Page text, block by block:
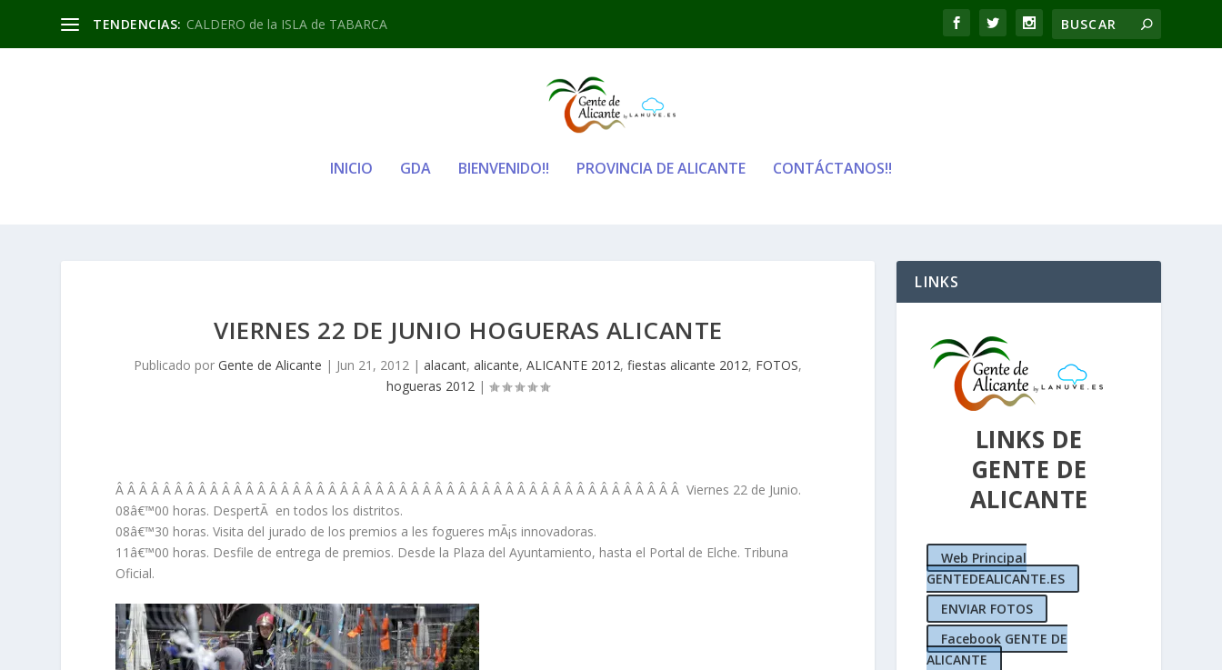
TENDENCIAS: CALDERO de la ISLA de TABARCA
INICIO GDA BIENVENIDO!! PROVINCIA DE ALICANTE CONTÁCTANOS!!
VIERNES 22 DE JUNIO HOGUERAS ALICANTE
Publicado porGente de Alicante | Jun 21, 2012 |alacant,alicante,ALICANTE 2012,fiestas alicante 2012, FOTOS,
hogueras 2012 |
Â Â Â Â Â Â Â Â Â Â Â Â Â Â Â Â Â Â Â Â Â Â Â Â Â Â Â Â Â Â Â Â Â Â Â Â Â Â Â Â Â Â Â Â Â Â Â Â Viernes 22 de Junio.
08â€™00 horas. DespertÃ en todos los distritos.
08â€™30 horas. Visita del jurado de los premios a les fogueres mÃ¡s innovadoras.
11â€™00 horas. Desfile de entrega de premios. Desde la Plaza del Ayuntamiento, hasta el Portal de Elche. Tribuna
Oficial.
LINKS
LINKS DE
GENTE DE
ALICANTE
Web Principal
GENTEDEALICANTE.ES
ENVIAR FOTOS
Facebook GENTE DE
ALICANTE